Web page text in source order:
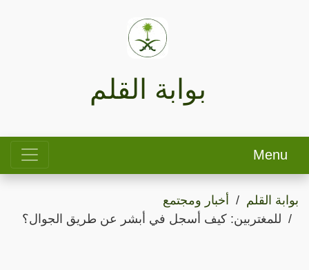
بوابة القلم
Menu
بوابة القلم
أخبار ومجتمع
للمغتربين: كيف أسجل في أبشر عن طريق الجوال؟